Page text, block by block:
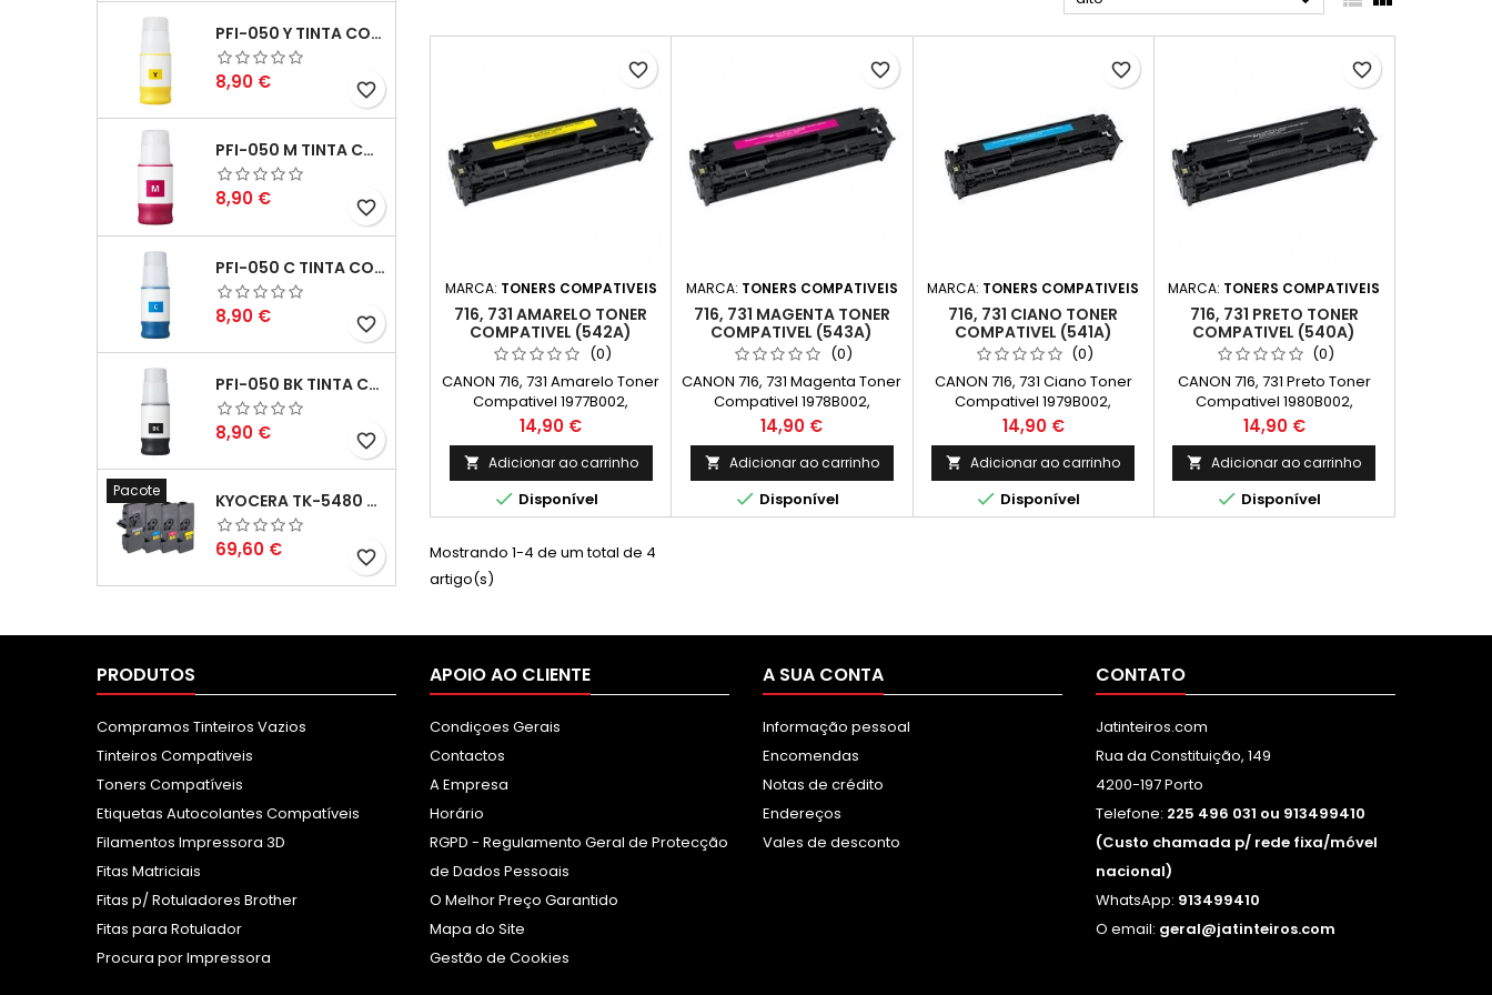
PFI-050 Y TINTA COMPATÍVEL AMARELO
Preço
8,90 € favorite_border
PFI-050 M TINTA COMPATÍVEL MAGENTA
Preço
8,90 € favorite_border
PFI-050 C TINTA COMPATÍVEL CIANO
Preço
8,90 € favorite_border
PFI-050 BK TINTA COMPATÍVEL PRETA
Preço
8,90 € favorite_border
Pacote KYOCERA TK-5480 PACK TONERS COMPATÍVEIS
Preço
69,60 € favorite_border
MARCA: TONERS COMPATIVEIS
716, 731 AMARELO TONER
COMPATIVEL (542A)
(0)
CANON 716, 731 Amarelo Toner
Compativel 1977B002,
6269B002 Capacidade: 1.400k
Preço
14,90 €
 Adicionar ao carrinho
 Disponível
favorite_border
MARCA: TONERS COMPATIVEIS
716, 731 MAGENTA TONER
COMPATIVEL (543A)
(0)
CANON 716, 731 Magenta Toner
Compativel 1978B002,
6270B002 Capacidade: 1.400k
Preço
14,90 €
 Adicionar ao carrinho
 Disponível
favorite_border
MARCA: TONERS COMPATIVEIS
716, 731 CIANO TONER
COMPATIVEL (541A)
(0)
CANON 716, 731 Ciano Toner
Compativel 1979B002,
6271B002 Capacidade: 1.400k
Preço
14,90 €
 Adicionar ao carrinho
 Disponível
favorite_border
MARCA: TONERS COMPATIVEIS
716, 731 PRETO TONER
COMPATIVEL (540A)
(0)
CANON 716, 731 Preto Toner
Compativel 1980B002,
6273B002 Capaciadade:
2.200k
Preço
14,90 €
 Adicionar ao carrinho
 Disponível
favorite_border
Mostrando 1-4 de um total de 4
artigo(s)
PRODUTOS
Compramos Tinteiros Vazios
Tinteiros Compativeis
Toners Compatíveis
Etiquetas Autocolantes Compatíveis
Filamentos Impressora 3D
Fitas Matriciais
Fitas p/ Rotuladores Brother
Fitas para Rotulador
Procura por Impressora
APOIO AO CLIENTE
Condiçoes Gerais
Contactos
A Empresa
Horário
RGPD - Regulamento Geral de Protecção
de Dados Pessoais
O Melhor Preço Garantido
Mapa do Site
Gestão de Cookies
A SUA CONTA
Informação pessoal
Encomendas
Notas de crédito
Endereços
Vales de desconto
CONTATO
Jatinteiros.com
Rua da Constituição, 149
4200-197 Porto
Telefone: 225 496 031 ou 913499410
(Custo chamada p/ rede fixa/móvel
nacional)
WhatsApp: 913499410
O email: geral@jatinteiros.com